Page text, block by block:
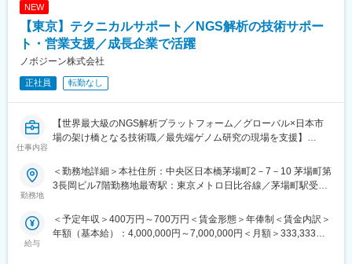
変更の範囲：会社の定める業務
案）
・既存顧客へのアップセル・クロスセル提案
・製品デモやプレゼンテーションの実施
・社内の技術・マーケ・物流部門と連携し受注から納品まで一貫
フォロー
・Salesforceへの営業活動・顧客情報等の正確な入力・管理
■扱うサービス
展開。
営業7名を含む少数精鋭組織。グローバル連携や大学・研究機関ネ
ットワークも強み。
NEW
【東京】テクニカルサポート／NGS解析の技術サポー
ト・営業支援／成長企業で活躍
ノボジーン株式会社
正社員 転勤なし
仕事内容
【世界最大級のNGS解析プラットフォーム／グローバル×日本市
場の架け橋となる技術職／最先端ゲノム研究の現場を支援】
■業務概要
当社が展開する次世代シーケンシング（NGS）受託解析サービス
端研究を支援します。主に大学・製薬企業・バイオベンチャー等
への製品デモや技術説明、問い合わせ対応、ソリューション提案
勤務地
＜勤務地詳細＞本社住所：中央区日本橋茅場町2－7－10 茅場町第
3長岡ビル7階勤務地最寄駅：東京メトロ日比谷線／茅場町駅受動
モートワーク含む）
給与
＜予定年収＞400万円～700万円＜賃金形態＞年俸制＜賃金内訳＞
年額（基本給）：4,000,000円～7,000,000円＜月額＞333,333円